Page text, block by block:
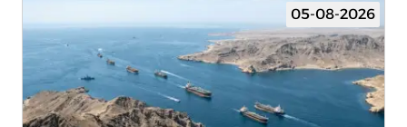
05-08-2026